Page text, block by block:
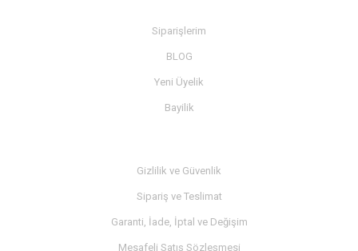
Siparişlerim
BLOG
Yeni Üyelik
Bayilik
Gizlilik ve Güvenlik
Sipariş ve Teslimat
Garanti, İade, İptal ve Değişim
Mesafeli Satış Sözleşmesi